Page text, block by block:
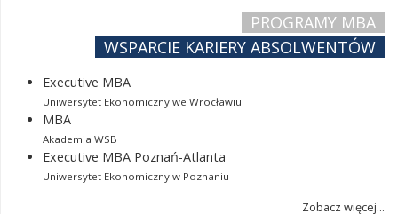
PROGRAMY MBA
WSPARCIE KARIERY ABSOLWENTÓW
Executive MBA
Uniwersytet Ekonomiczny we Wrocławiu
MBA
Akademia WSB
Executive MBA Poznań-Atlanta
Uniwersytet Ekonomiczny w Poznaniu
Zobacz więcej...